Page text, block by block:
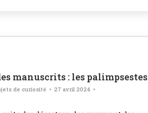
manuscrits : les palimpsestes
de curiosité
27 avril 2024